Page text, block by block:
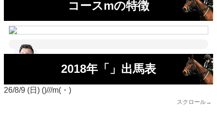
コースmの特徴
2018年「」出馬表
26/8/9 (日) ()///m(・)
スクロール→